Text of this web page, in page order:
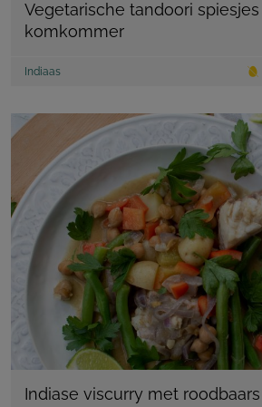
Vegetarische tandoori
komkommer
Indiaas
Indiase viscurry met roodbaars